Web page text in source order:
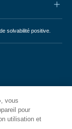
solvabilité positive.
vous
pour
utilisation et